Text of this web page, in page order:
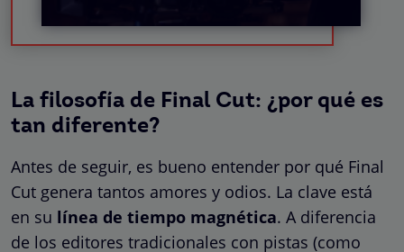
La filosofía de Final Cut: ¿por qué es
tan diferente?
Antes de seguir, es bueno entender por qué Final
Cut genera tantos amores y odios. La clave está
en su línea de tiempo magnética. A diferencia
de los editores tradicionales con pistas (como